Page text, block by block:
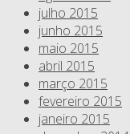
julho 2015
junho 2015
maio 2015
abril 2015
março 2015
fevereiro 2015
janeiro 2015